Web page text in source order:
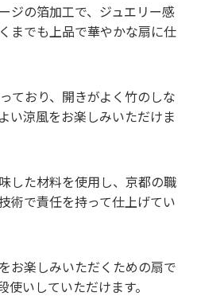
ジの箔加工で、ジュエリー感
までも上品で華やかな扇に仕
ており、開きがよく竹のしな
い涼風をお楽しみいただけま
した材料を使用し、京都の職
術で責任を持って仕上げてい
お楽しみいただくための扇で
いしていただけます。